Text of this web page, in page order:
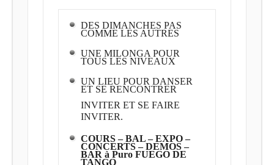
DES DIMANCHES PAS
COMME LES AUTRES
UNE MILONGA POUR
TOUS LES NIVEAUX
UN LIEU POUR DANSER
ET SE RENCONTRER
INVITER ET SE FAIRE
INVITER.
COURS – BAL – EXPO –
CONCERTS – DEMOS –
BAR à Puro FUEGO DE
TANGO